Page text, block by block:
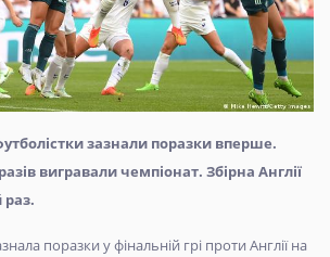
зазнали поразки вперше.
вигравали чемпіонат. Збірна Англії
поразки у фінальній грі проти Англії на